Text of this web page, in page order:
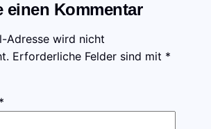
einen Kommentar
Adresse wird nicht
Erforderliche Felder sind mit *
*